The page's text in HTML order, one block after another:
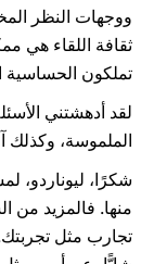
ووجهات النظر
ثقافة اللقاء هي
تملكون الحساسية
لقد أدهشتني
الملموسة، وكذلك
شكرًا، ليوناردو،
منها. فالمزيد من
تجارب مثل